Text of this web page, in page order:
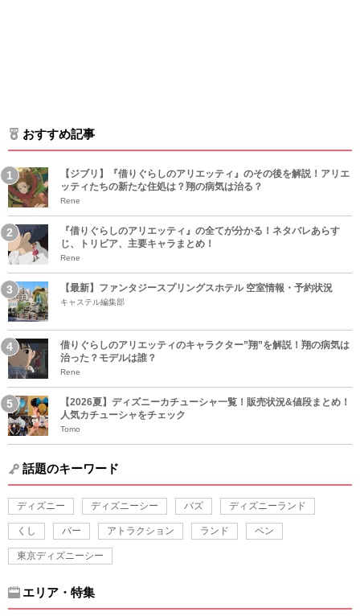
おすすめ記事
【ジブリ】『借りぐらしのアリエッティ』のその後を解説！アリエ
ッティたちの新たな住処は？翔の病気は治る？
Rene
『借りぐらしのアリエッティ』の全てが分かる！ネタバレあらす
じ、トリビア、主要キャラまとめ！
Rene
【最新】ファンタジースプリングスホテル 空室情報・予約状況
キャステル編集部
借りぐらしのアリエッティのキャラクター”翔”を解説！翔の病気は
治った？モデルは誰？
Rene
【2026夏】ディズニーカチューシャ一覧！販売状況&値段まとめ！
人気カチューシャをチェック
Tomo
話題のキーワード
ディズニー ディズニーシー バズ ディズニーランド
くし バー アトラクション ランド ペン
東京ディズニーシー
エリア・特集